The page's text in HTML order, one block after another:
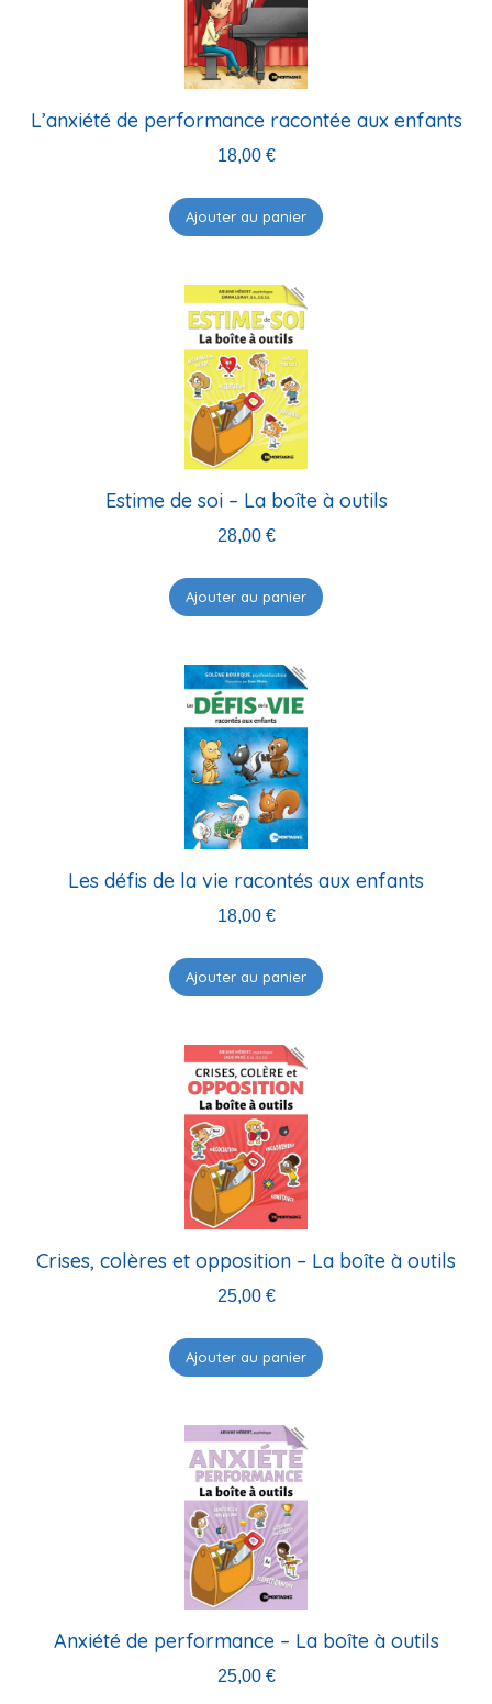
ancien
L’anxiété de performance racontée aux enfants
18,00 €
Ajouter au panier
Estime de soi – La boîte à outils
28,00 €
Ajouter au panier
Les défis de la vie racontés aux enfants
18,00 €
Ajouter au panier
Crises, colères et opposition – La boîte à outils
25,00 €
Ajouter au panier
Anxiété de performance – La boîte à outils
25,00 €